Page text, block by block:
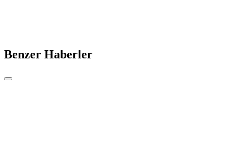
Benzer Haberler